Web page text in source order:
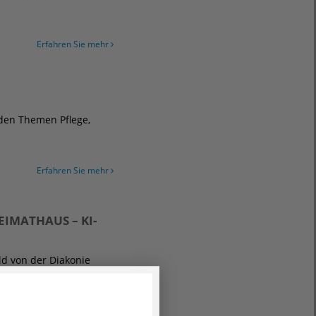
Erfahren Sie mehr
Themen Pflege,
Erfahren Sie mehr
– KI-
von der Diakonie